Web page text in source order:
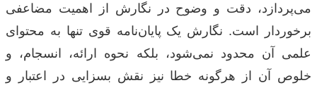
می‌پردازد، دقت و وضوح در نگارش از اهمیت مضاعفی
برخوردار است. نگارش یک پایان‌نامه قوی تنها به محتوای
علمی آن محدود نمی‌شود، بلکه نحوه ارائه، انسجام، و
خلوص آن از هرگونه خطا نیز نقش بسزایی در اعتبار و